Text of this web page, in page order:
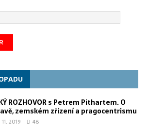
ROZHOVOR s Petrem Pithartem. O
zemském zřízení a pragocentrismu
11. 2019 48